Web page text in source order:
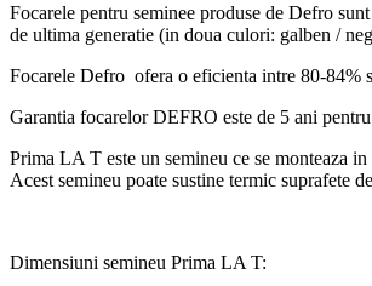
Focarele pentru seminee produse de Defro
de ultima generatie (in doua culori: galben /
Focarele Defro ofera o eficienta intre 80-84%
Garantia focarelor DEFRO este de 5 ani
Prima LA T este un semineu ce se monteaza
Acest semineu poate sustine termic suprafete
Dimensiuni semineu Prima LA T: